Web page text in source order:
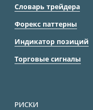
Словарь трейдера
Форекс паттерны
Индикатор позиций
Торговые сигналы
РИСКИ